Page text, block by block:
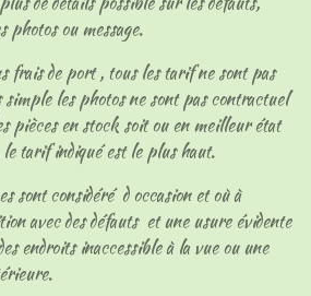
photos ou message.
frais de port , tous les tarif ne sont pas
les photos ne sont pas contractuel
pièces en stock soit ou en meilleur état
tarif indiqué est le plus haut.
sont considéré d occasion et où à
avec des défauts et une usure évidente
endroits inaccessible à la vue ou une